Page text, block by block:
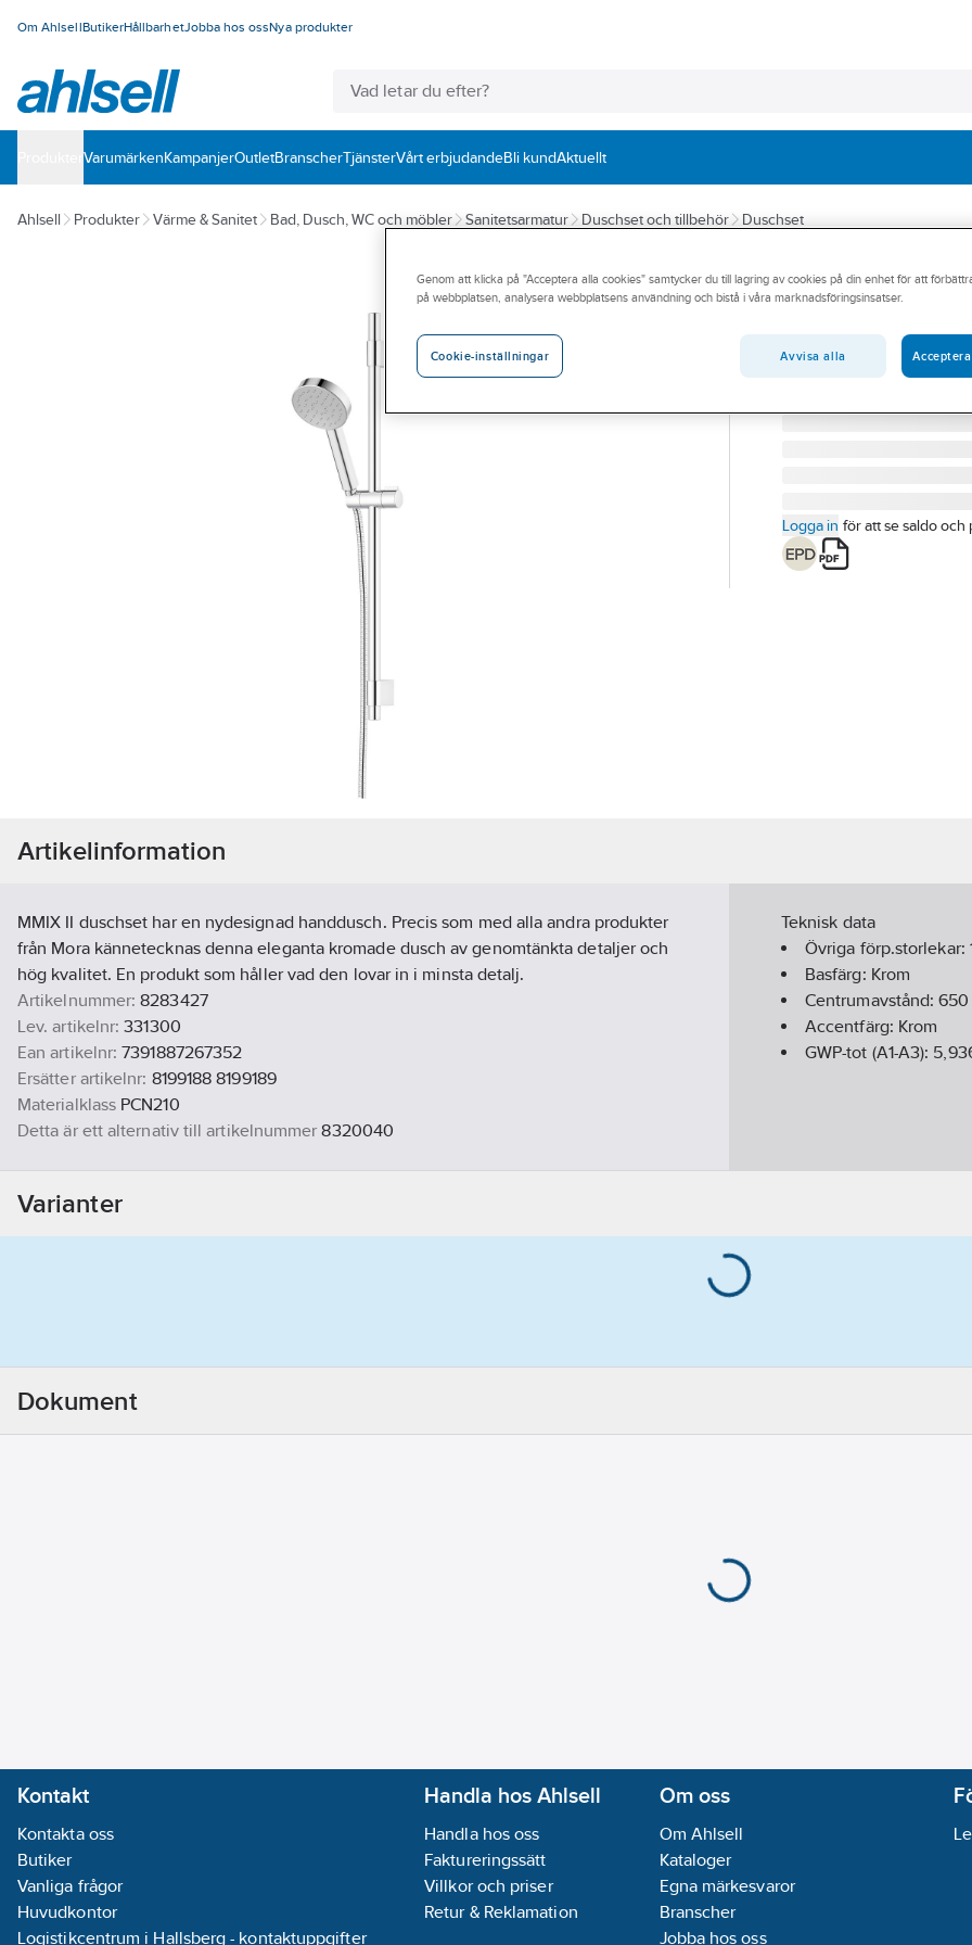
Om AhlsellButikerHållbarhetJobba hos ossNya produkter
VarumärkenKampanjerOutletBranscherTjänsterVårt erbjudandeBli kundAktuellt
Ahlsell Produkter Värme & Sanitet Bad, Dusch, WC och möbler Sanitetsarmatur Duschset och tillbehör Duschset
MORA
Duschset MMIX
MA MMIX II DUSCHSET
Artikelnummer:
8283427
331300
Logga in för att se saldo och
Artikelinformation
MMIX II duschset har en nydesignad handdusch. Precis som med alla andra produkter
från Mora kännetecknas denna eleganta kromade dusch av genomtänkta detaljer och
hög kvalitet. En produkt som håller vad den lovar in i minsta detalj.
Artikelnummer: 8283427
Lev. artikelnr: 331300
Ean artikelnr: 7391887267352
Ersätter artikelnr: 8199188 8199189
Materialklass PCN210
Detta är ett alternativ till artikelnummer 8320040
Teknisk data
Övriga förp.storlekar:
Basfärg: Krom
Centrumavstånd:650
Accentfärg: Krom
GWP-tot (A1-A3):
Varianter
Dokument
Kontakt
Kontakta oss
Butiker
Vanliga frågor
Huvudkontor
Logistikcentrum i Hallsberg - kontaktuppgifter
Handla hos Ahlsell
Handla hos oss
Faktureringssätt
Villkor och priser
Retur & Reklamation
Om oss
Om Ahlsell
Kataloger
Egna märkesvaror
Branscher
Jobba hos oss
Genom att klicka på "Acceptera alla cookies" samtycker du till lagring av cookies på din enhet för att
på webbplatsen, analysera webbplatsens användning och bistå i våra marknadsföringsinsatser.
Cookie-inställningar Avvisa alla